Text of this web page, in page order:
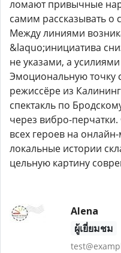
ломают привычные
самим рассказывать о
Между линиями
&laquo;инициатива
не указами, а
Эмоциональную точку
режиссёре из
спектакль по
через вибро-
всех героев на
локальные истории
цельную картину
Alena
ผู้เยี่ยมชม